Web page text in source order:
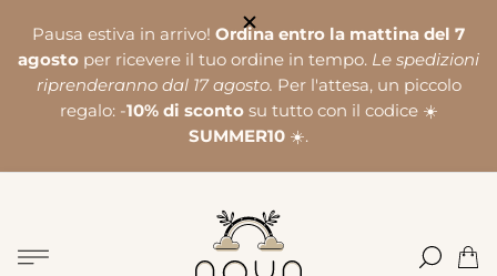
Pausa estiva in arrivo! Ordina entro la mattina del 7
agosto per ricevere il tuo ordine in tempo. Le spedizioni
riprenderanno dal 17 agosto. Per l'attesa, un piccolo
regalo: -10% di scontosu tutto con il codice ☀️
SUMMER10 ☀️.
del
negozio"